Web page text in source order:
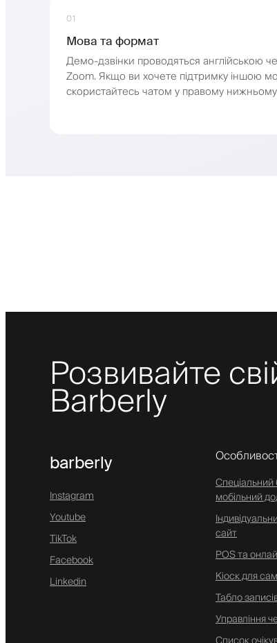
01
Мова та формат
Демо-дзвінки проводяться англійською
Zoom. Якщо ви хочете підтримку іншою
скористайтесь чатом у правому нижньому
Розвивайте
Barberly
barberly
Instagram
Youtube
TikTok
Facebook
Linkedin
мобільний
сайт
POS та
Кіоск для
Табло
Управління